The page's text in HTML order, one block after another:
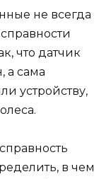
не всегда
что датчик
а сама
устройству,
в чем